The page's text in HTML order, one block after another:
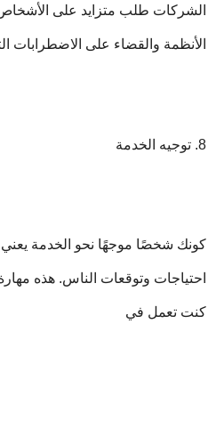
الشركات طلب متزايد على
الأنظمة والقضاء على الاضطرابات
8. توجيه الخدمة
كونك شخصًا موجهًا نحو الخدمة يعني
احتياجات وتوقعات الناس. هذه
كنت تعمل في